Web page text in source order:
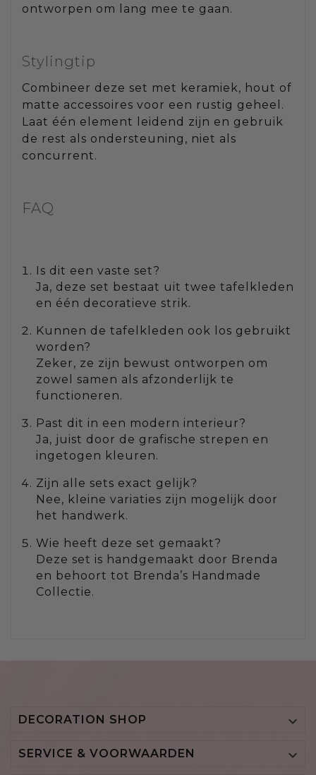
ontworpen om lang mee te gaan.
Stylingtip
Combineer deze set met keramiek, hout of
matte accessoires voor een rustig geheel.
Laat één element leidend zijn en gebruik
de rest als ondersteuning, niet als
concurrent.
FAQ
Is dit een vaste set?
Ja, deze set bestaat uit twee tafelkleden
en één decoratieve strik.
Kunnen de tafelkleden ook los gebruikt
worden?
Zeker, ze zijn bewust ontworpen om
zowel samen als afzonderlijk te
functioneren.
Past dit in een modern interieur?
Ja, juist door de grafische strepen en
ingetogen kleuren.
Zijn alle sets exact gelijk?
Nee, kleine variaties zijn mogelijk door
het handwerk.
Wie heeft deze set gemaakt?
Deze set is handgemaakt door Brenda
en behoort tot Brenda’s Handmade
Collectie.
DECORATION SHOP 
SERVICE & VOORWAARDEN 